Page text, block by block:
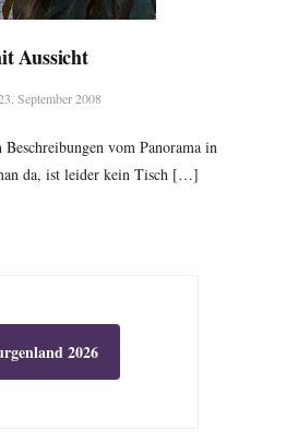
Aussicht
September 2008
vom Panorama in
da, ist leider kein Tisch […]
2026